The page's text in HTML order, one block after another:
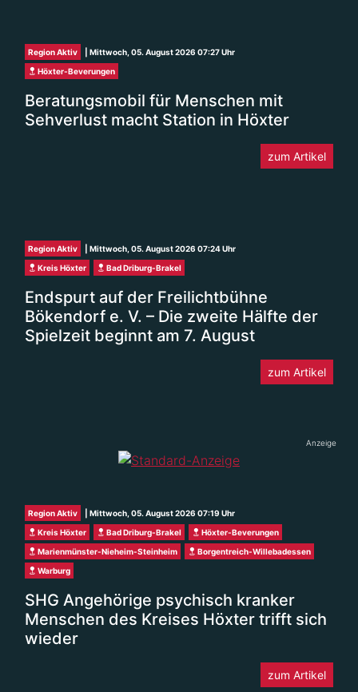
Region Aktiv
| Mittwoch, 05. August 2026 07:27 Uhr
Höxter-Beverungen
Beratungsmobil für Menschen mit
Sehverlust macht Station in Höxter
zum Artikel
Region Aktiv
| Mittwoch, 05. August 2026 07:24 Uhr
Kreis Höxter
Bad Driburg-Brakel
Endspurt auf der Freilichtbühne
Bökendorf e. V. – Die zweite Hälfte der
Spielzeit beginnt am 7. August
zum Artikel
Anzeige
Region Aktiv
| Mittwoch, 05. August 2026 07:19 Uhr
Kreis Höxter
Bad Driburg-Brakel
Höxter-Beverungen
Marienmünster-Nieheim-Steinheim
Borgentreich-Willebadessen
Warburg
SHG Angehörige psychisch kranker
Menschen des Kreises Höxter trifft sich
wieder
zum Artikel